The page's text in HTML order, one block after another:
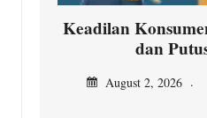
Keadilan
dan
August 2, 2026